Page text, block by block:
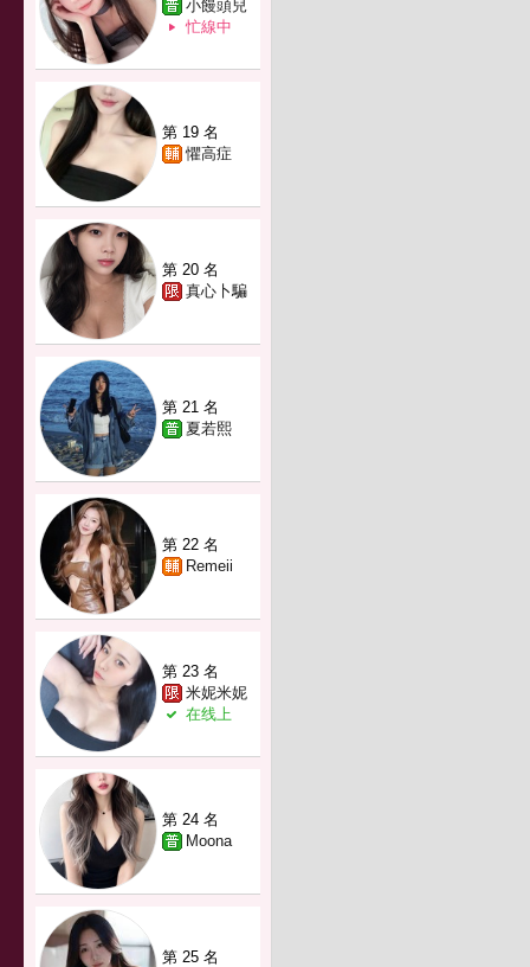
小饅頭兒
忙線中
第 19 名
懼高症
第 20 名
真心卜騙
第 21 名
夏若熙
第 22 名
Remeii
第 23 名
米妮米妮
在线上
第 24 名
Moona
第 25 名